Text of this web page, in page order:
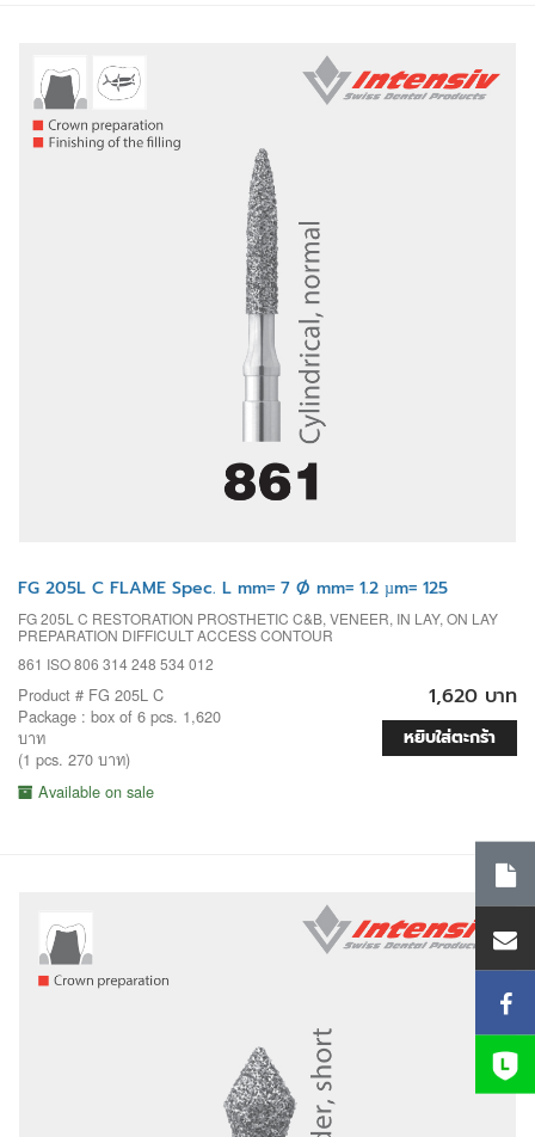
FG 205L C FLAME Spec. L mm= 7 Ø mm= 1.2 µm= 125
FG 205L C RESTORATION PROSTHETIC C&B, VENEER, IN LAY, ON LAY
PREPARATION DIFFICULT ACCESS CONTOUR
861 ISO 806 314 248 534 012
Product # FG 205L C
Package : box of 6 pcs. 1,620
บาท
(1 pcs. 270 บาท)
Available on sale
1,620 บาท
หยิบใส่ตะกร้า